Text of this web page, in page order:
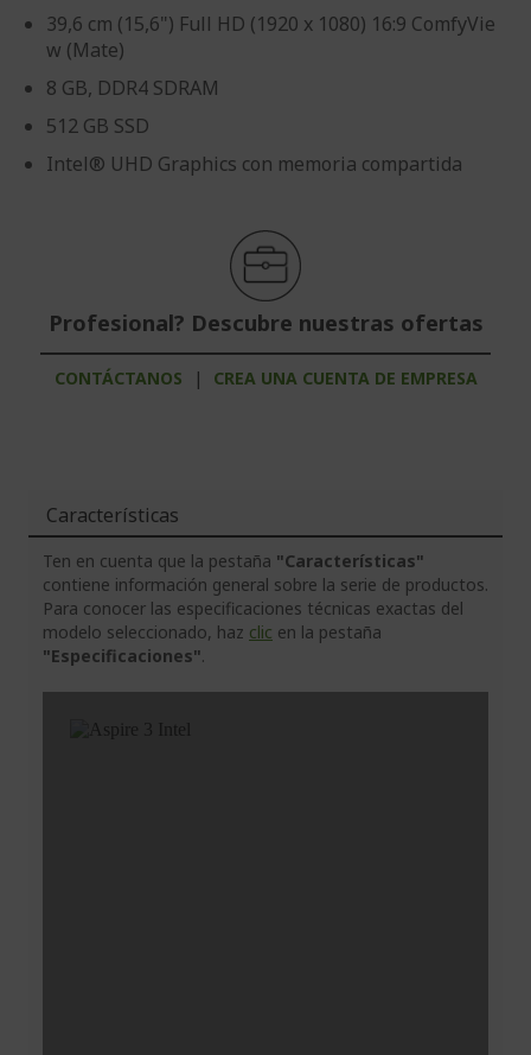
39,6 cm (15,6") Full HD (1920 x 1080) 16:9 ComfyVie
w (Mate)
8 GB, DDR4 SDRAM
512 GB SSD
Intel® UHD Graphics con memoria compartida
Profesional? Descubre nuestras ofertas
CONTÁCTANOS | CREA UNA CUENTA DE EMPRESA
Características
Ten en cuenta que la pestaña "Características"
contiene información general sobre la serie de productos.
Para conocer las especificaciones técnicas exactas del
modelo seleccionado, haz clic en la pestaña
"Especificaciones".